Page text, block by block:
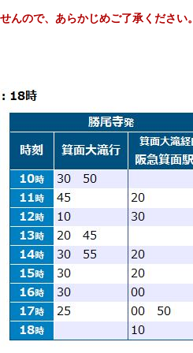
ので、あらかじめご了承ください。